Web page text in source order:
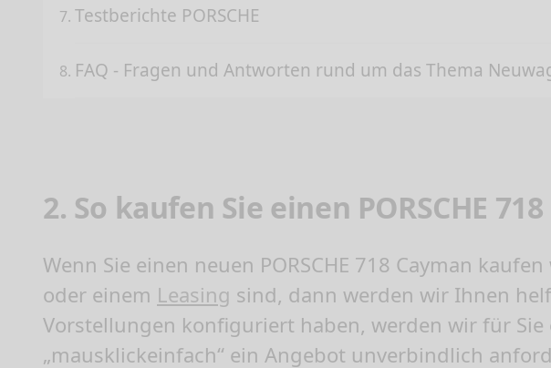
Testberichte PORSCHE
FAQ - Fragen und Antworten rund um das Thema
2. So kaufen Sie einen PORSCHE
Wenn Sie einen neuen PORSCHE 718 Cayman kaufen
oder einem Leasing sind, dann werden wir Ihnen
Vorstellungen konfiguriert haben, werden wir für
„mausklickeinfach“ ein Angebot unverbindlich